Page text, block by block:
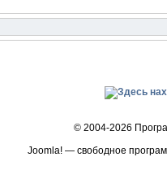
© 2004-2026
Joomla! — свободное